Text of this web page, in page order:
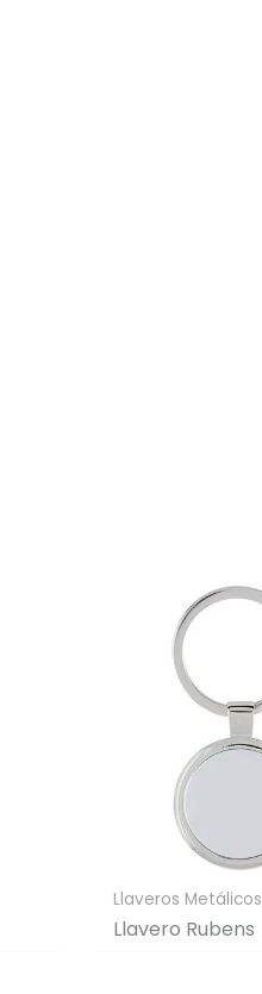
Llaveros Metálicos
Llavero Rubens